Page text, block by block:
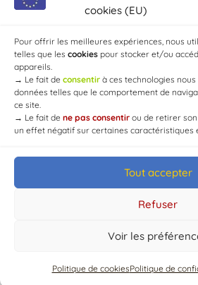
cookies (EU)
Pour offrir les meilleures expériences, nous
telles que les cookies pour stocker et/ou
appareils.
→ Le fait de consentir à ces technologies
données telles que le comportement de
ce site.
→ Le fait de ne pas consentir ou de retirer
un effet négatif sur certaines caractéristiques
Tout accepter
Refuser
Voir les
Politique de cookiesPolitique de
conseillée ! Le Shaka Pub 📍: 1
France…
© Mairie de Chaource [2004-2024] |
Developed byWEB3-